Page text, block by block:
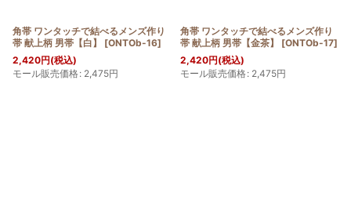
角帯 ワンタッチで結べるメンズ作り
帯 献上柄 男帯【白】
[ONTOb-16]
2,420円(税込)
モール販売価格: 2,475円
角帯 ワンタッチで結べるメンズ作り
帯 献上柄 男帯【金茶】
[ONTOb-17]
2,420円(税込)
モール販売価格: 2,475円